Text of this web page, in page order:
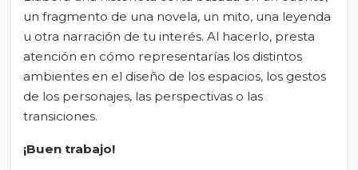
un fragmento de una novela, un mito, una leyenda
u otra narración de tu interés. Al hacerlo, presta
atención en cómo representarías los distintos
ambientes en el diseño de los espacios, los gestos
de los personajes, las perspectivas o las
transiciones.
¡Buen trabajo!